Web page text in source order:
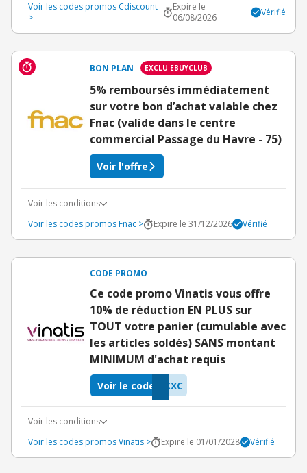
Voir les codes promos Cdiscount
>
Expire le
06/08/2026
Vérifié
BON PLAN EXCLU EBUYCLUB
5% remboursés immédiatement
sur votre bon d’achat valable chez
Fnac (valide dans le centre
commercial Passage du Havre - 75)
Voir l'offre
Voir les conditions
Voir les codes promos Fnac >
Expire le 31/12/2026 Vérifié
CODE PROMO
Ce code promo Vinatis vous offre
10% de réduction EN PLUS sur
TOUT votre panier (cumulable avec
les articles soldés) SANS montant
MINIMUM d'achat requis
KXC
Voir le code
Voir les conditions
Voir les codes promos Vinatis >
Expire le 01/01/2028 Vérifié